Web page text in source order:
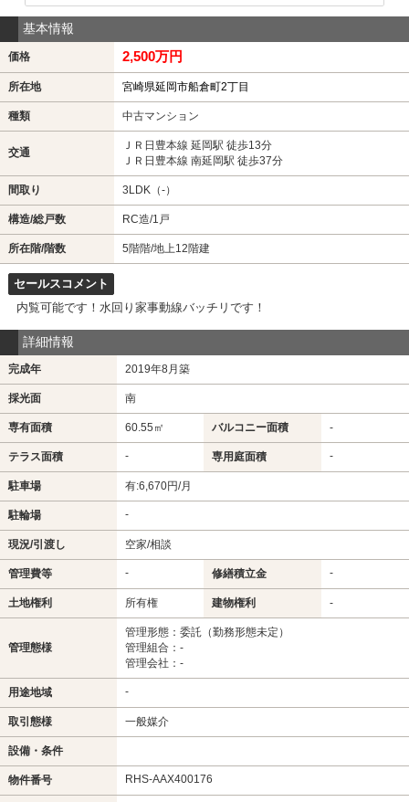
基本情報
価格 2,500万円
所在地 宮崎県延岡市船倉町2丁目
種類 中古マンション
交通
ＪＲ日豊本線 延岡駅 徒歩13分
ＪＲ日豊本線 南延岡駅 徒歩37分
間取り 3LDK（-）
構造/総戸数 RC造/1戸
所在階/階数 5階階/地上12階建
セールスコメント
内覧可能です！水回り家事動線バッチリです！
詳細情報
完成年 2019年8月築
採光面 南
専有面積 60.55㎡ バルコニー面積 -
テラス面積 - 専用庭面積 -
駐車場 有:6,670円/月
駐輪場 -
現況/引渡し 空家/相談
管理費等 - 修繕積立金 -
土地権利 所有権 建物権利 -
管理態様
管理形態：委託（勤務形態未定）
管理組合：-
管理会社：-
用途地域 -
取引態様 一般媒介
設備・条件
物件番号 RHS-AAX400176